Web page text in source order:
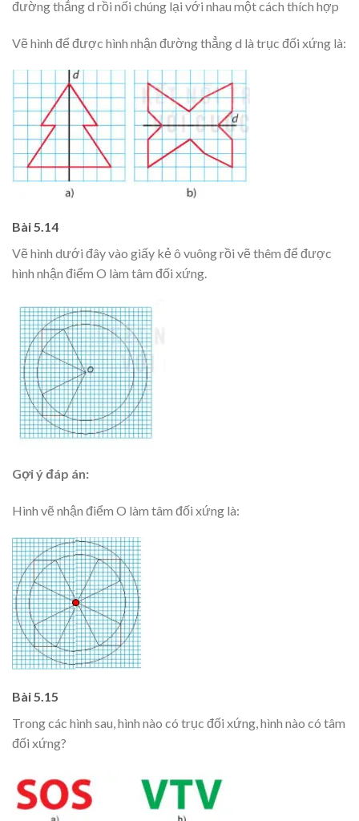
đường thẳng d rồi nối chúng lại với nhau một cách thích hợp
Vẽ hình để được hình nhận đường thẳng d là trục đối xứng là:
Bài 5.14
Vẽ hình dưới đây vào giấy kẻ ô vuông rồi vẽ thêm để được
hình nhận điểm O làm tâm đối xứng.
Gợi ý đáp án:
Hình vẽ nhận điểm O làm tâm đối xứng là:
Bài 5.15
Trong các hình sau, hình nào có trục đối xứng, hình nào có tâm
đối xứng?